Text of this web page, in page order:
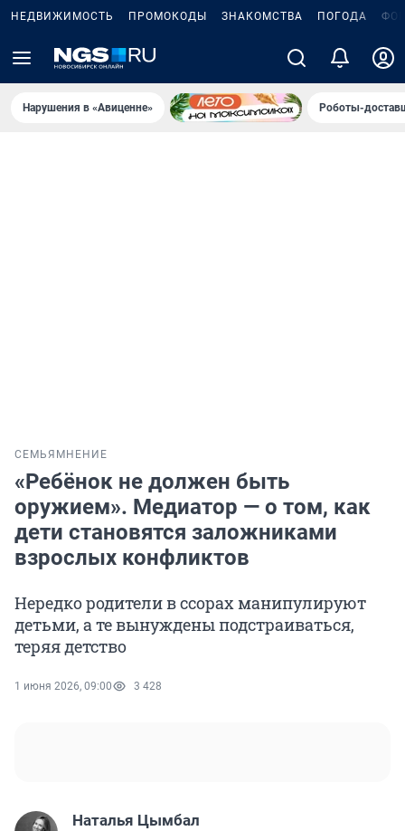
НЕДВИЖИМОСТЬ ПРОМОКОДЫ ЗНАКОМСТВА ПОГОДА
Нарушения в «Авиценне» Роботы-
СЕМЬЯ МНЕНИЕ
«Ребёнок не должен быть
оружием». Медиатор — о том, как
дети становятся заложниками
взрослых конфликтов
Нередко родители в ссорах манипулируют
детьми, а те вынуждены подстраиваться,
теряя детство
1 июня 2026, 09:00 3 428
Наталья Цымбал